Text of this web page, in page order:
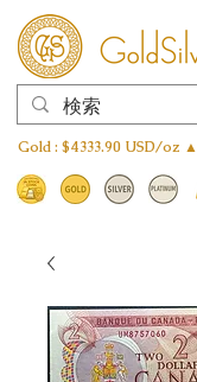
Gold : $4333.90 USD/oz ▲